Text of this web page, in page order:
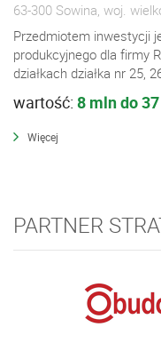
63-300 Sowina, woj.
Przedmiotem inwestycji
produkcyjnego dla firmy
działkach działka nr 25,
wartość: 8 mln do
Więcej
PARTNER